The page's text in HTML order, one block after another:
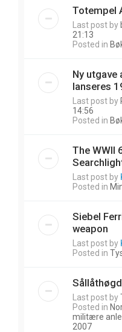
Totempel
Last post by
21:13
Posted in
Ny utgave
lanseres
Last post by
14:56
Posted in
The WWII
Last post by
Posted in
Siebel
weapon
Last post by
Posted in
Last post by
Posted in
militære
2007